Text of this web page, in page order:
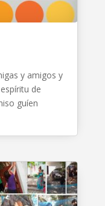
y amigos y
de
guíen